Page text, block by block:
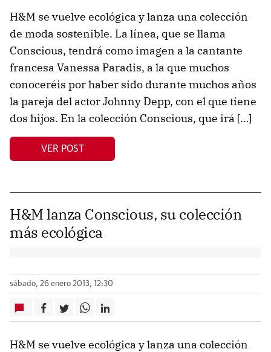
H&M se vuelve ecológica y lanza una colección
de moda sostenible. La línea, que se llama
Conscious, tendrá como imagen a la cantante
francesa Vanessa Paradis, a la que muchos
conoceréis por haber sido durante muchos años
la pareja del actor Johnny Depp, con el que tiene
dos hijos. En la colección Conscious, que irá […]
VER POST
H&M lanza Conscious, su colección
más ecológica
sábado, 26 enero 2013, 12:30
H&M se vuelve ecológica y lanza una colección